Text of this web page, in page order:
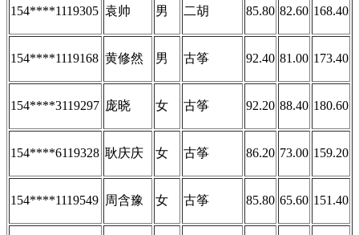
154****1119305 袁帅 男 二胡 85.80 82.60 168.40
154****1119168 黄修然 男 古筝 92.40 81.00 173.40
154****3119297 庞晓 女 古筝 92.20 88.40 180.60
154****6119328 耿庆庆 女 古筝 86.20 73.00 159.20
154****1119549 周含豫 女 古筝 85.80 65.60 151.40